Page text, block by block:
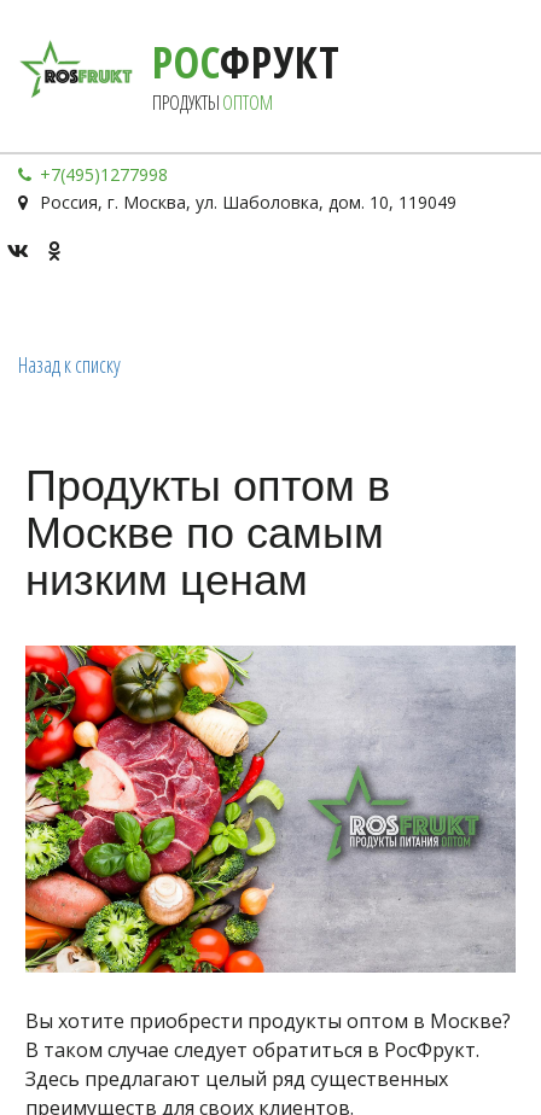
РОСФРУКТ
ПРОДУКТЫ ОПТОМ
+7(495)1277998
Россия, г. Москва, ул. Шаболовка, дом. 10, 119049
Назад к списку
Продукты оптом в
Москве по самым
низким ценам
Вы хотите приобрести продукты оптом в Москве?
В таком случае следует обратиться в РосФрукт.
Здесь предлагают целый ряд существенных
преимуществ для своих клиентов.